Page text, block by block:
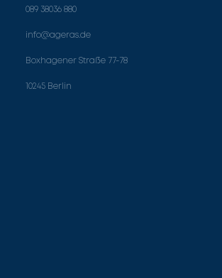
089 38036 880
info@ageras.de
Boxhagener Straße 77-78
10245 Berlin